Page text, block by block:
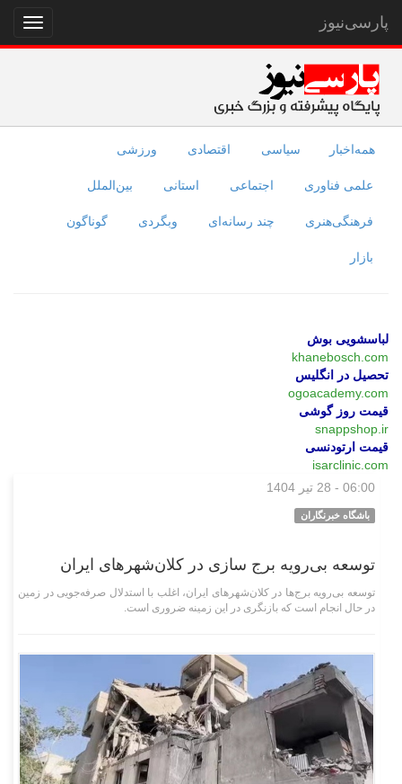
نمایش
منو
پارسی‌نیوز
همه‌اخبار سیاسی اقتصادی ورزشی
علمی فناوری اجتماعی استانی بین‌الملل
فرهنگی‌هنری چند رسانه‌ای وبگردی گوناگون
بازار
لباسشویی بوش
khanebosch.com
تحصیل در انگلیس
ogoacademy.com
قیمت روز گوشی
snappshop.ir
قیمت ارتودنسی
isarclinic.com
06:00 - 28 تیر 1404
باشگاه خبرنگاران
توسعه بی‌رویه برج‌ سازی در کلان‌شهرهای ایران
توسعه بی‌رویه برج‌ها در کلان‌شهرهای ایران، اغلب با استدلال صرفه‌جویی در زمین
در حال انجام است که بازنگری در این زمینه ضروری است.